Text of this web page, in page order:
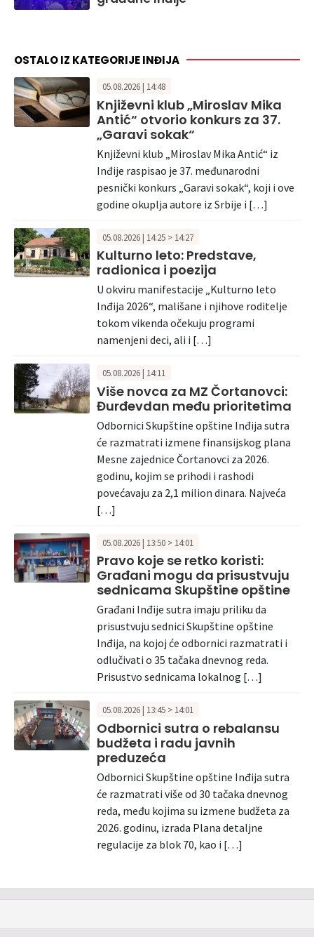
OSTALO IZ KATEGORIJE INĐIJA
05.08.2026 | 14:48
Književni klub „Miroslav Mika
Antić“ otvorio konkurs za 37.
„Garavi sokak“
Književni klub „Miroslav Mika Antić“ iz
Inđije raspisao je 37. međunarodni
pesnički konkurs „Garavi sokak“, koji i ove
godine okuplja autore iz Srbije i […]
05.08.2026 | 14:25 > 14:27
Kulturno leto: Predstave,
radionica i poezija
U okviru manifestacije „Kulturno leto
Inđija 2026“, mališane i njihove roditelje
tokom vikenda očekuju programi
namenjeni deci, ali i […]
05.08.2026 | 14:11
Više novca za MZ Čortanovci:
Đurđevdan među prioritetima
Odbornici Skupštine opštine Inđija sutra
će razmatrati izmene finansijskog plana
Mesne zajednice Čortanovci za 2026.
godinu, kojim se prihodi i rashodi
povećavaju za 2,1 milion dinara. Najveća
[…]
05.08.2026 | 13:50 > 14:01
Pravo koje se retko koristi:
Građani mogu da prisustvuju
sednicama Skupštine opštine
Građani Inđije sutra imaju priliku da
prisustvuju sednici Skupštine opštine
Inđija, na kojoj će odbornici razmatrati i
odlučivati o 35 tačaka dnevnog reda.
Prisustvo sednicama lokalnog […]
05.08.2026 | 13:45 > 14:01
Odbornici sutra o rebalansu
budžeta i radu javnih
preduzeća
Odbornici Skupštine opštine Inđija sutra
će razmatrati više od 30 tačaka dnevnog
reda, među kojima su izmene budžeta za
2026. godinu, izrada Plana detaljne
regulacije za blok 70, kao i […]